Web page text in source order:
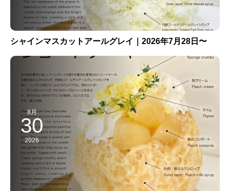
シャインマスカットアールグレイ｜2026年7月28日〜
8月
30
2026